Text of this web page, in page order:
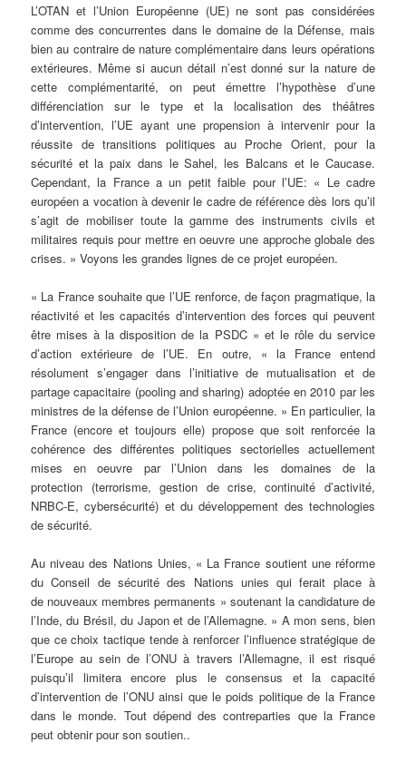
L’OTAN et l’Union Européenne (UE) ne sont pas considérées
comme des concurrentes dans le domaine de la Défense, mais
bien au contraire de nature complémentaire dans leurs opérations
extérieures. Même si aucun détail n’est donné sur la nature de
cette complémentarité, on peut émettre l’hypothèse d’une
différenciation sur le type et la localisation des théâtres
d’intervention, l’UE ayant une propension à intervenir pour la
réussite de transitions politiques au Proche Orient, pour la
sécurité et la paix dans le Sahel, les Balcans et le Caucase.
Cependant, la France a un petit faible pour l’UE: « Le cadre
européen a vocation à devenir le cadre de référence dès lors qu’il
s’agit de mobiliser toute la gamme des instruments civils et
militaires requis pour mettre en oeuvre une approche globale des
crises. » Voyons les grandes lignes de ce projet européen.
« La France souhaite que l’UE renforce, de façon pragmatique, la
réactivité et les capacités d’intervention des forces qui peuvent
être mises à la disposition de la PSDC » et le rôle du service
d’action extérieure de l’UE. En outre, « la France entend
résolument s’engager dans l’initiative de mutualisation et de
partage capacitaire (pooling and sharing) adoptée en 2010 par les
ministres de la défense de l’Union européenne. » En particulier, la
France (encore et toujours elle) propose que soit renforcée la
cohérence des différentes politiques sectorielles actuellement
mises en oeuvre par l’Union dans les domaines de la
protection (terrorisme, gestion de crise, continuité d’activité,
NRBC-E, cybersécurité) et du développement des technologies
de sécurité.
Au niveau des Nations Unies, « La France soutient une réforme
du Conseil de sécurité des Nations unies qui ferait place à
de nouveaux membres permanents » soutenant la candidature de
l’Inde, du Brésil, du Japon et de l’Allemagne. » A mon sens, bien
que ce choix tactique tende à renforcer l’influence stratégique de
l’Europe au sein de l’ONU à travers l’Allemagne, il est risqué
puisqu’il limitera encore plus le consensus et la capacité
d’intervention de l’ONU ainsi que le poids politique de la France
dans le monde. Tout dépend des contreparties que la France
peut obtenir pour son soutien..